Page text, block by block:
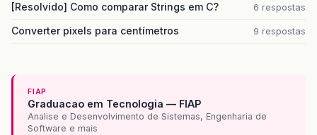
[Resolvido] Como comparar Strings em C? 6 respostas
Converter pixels para centímetros 9 respostas
FIAP
Graduacao em Tecnologia — FIAP
Analise e Desenvolvimento de Sistemas, Engenharia de
Software e mais